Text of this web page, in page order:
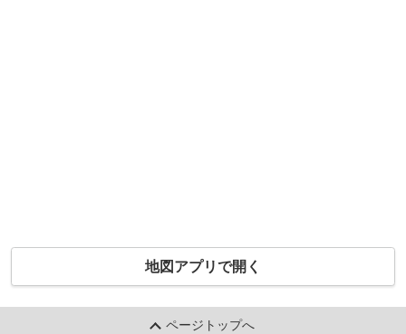
地図アプリで開く
ページトップへ